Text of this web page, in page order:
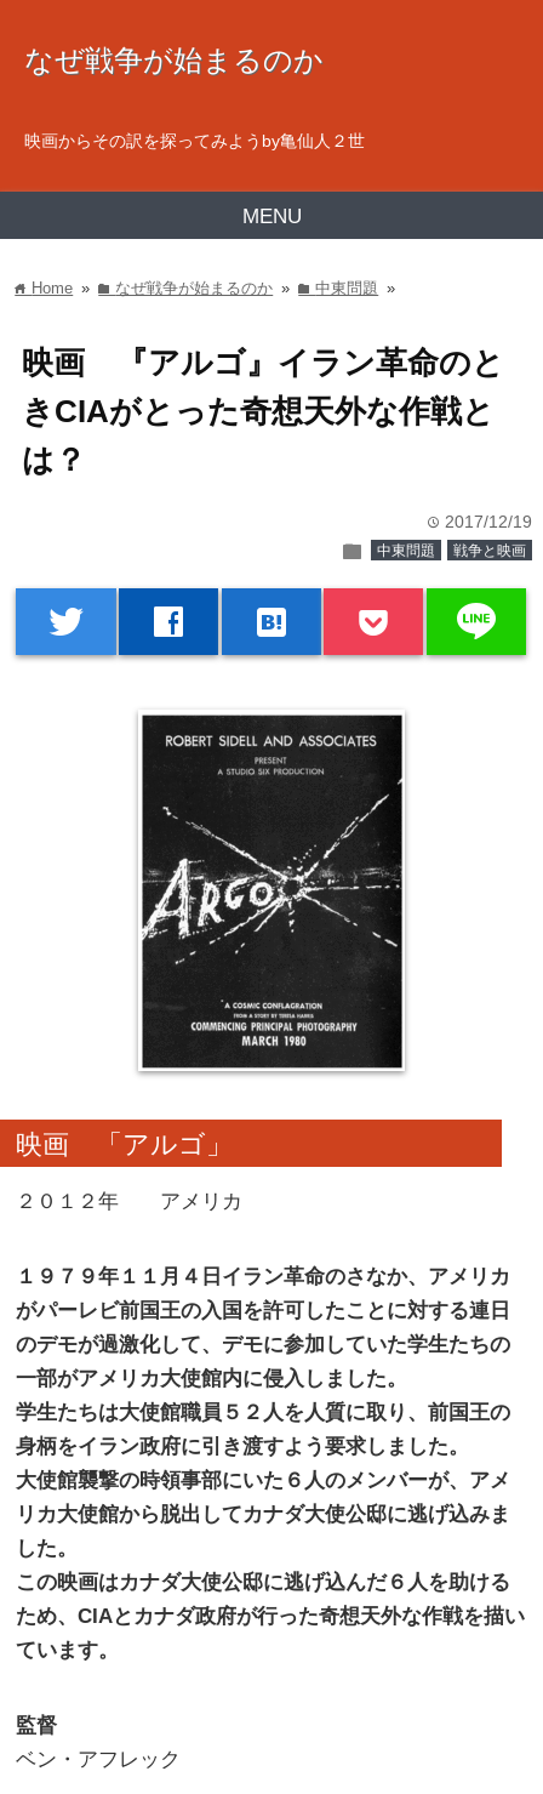
なぜ戦争が始まるのか
映画からその訳を探ってみようby亀仙人２世
MENU
home Home » folder なぜ戦争が始まるのか » folder中東問題 »
映画 『アルゴ』イラン革命のと
きCIAがとった奇想天外な作戦と
は？
time 2017/12/19
folder 中東問題 戦争と映画
twitter facebook hatenabookmark line
映画 「アルゴ」
２０１２年 アメリカ
１９７９年１１月４日イラン革命のさなか、アメリカ
がパーレビ前国王の入国を許可したことに対する連日
のデモが過激化して、デモに参加していた学生たちの
一部がアメリカ大使館内に侵入しました。
学生たちは大使館職員５２人を人質に取り、前国王の
身柄をイラン政府に引き渡すよう要求しました。
大使館襲撃の時領事部にいた６人のメンバーが、アメ
リカ大使館から脱出してカナダ大使公邸に逃げ込みま
した。
この映画はカナダ大使公邸に逃げ込んだ６人を助ける
ため、CIAとカナダ政府が行った奇想天外な作戦を描い
ています。
監督
ベン・アフレック